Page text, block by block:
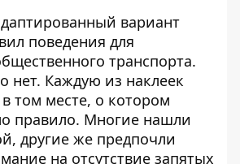
вариант
поведения для
транспорта.
нет. Каждую из наклеек
том месте, о котором
правило. Многие нашли
другие же предпочли
на отсутствие запятых